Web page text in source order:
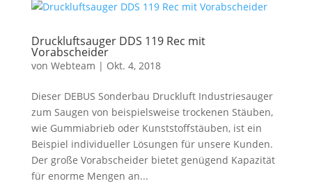
Druckluftsauger DDS 119 Rec mit
Vorabscheider
von Webteam | Okt. 4, 2018
Dieser DEBUS Sonderbau Druckluft Industriesauger
zum Saugen von beispielsweise trockenen Stäuben,
wie Gummiabrieb oder Kunststoffstäuben, ist ein
Beispiel individueller Lösungen für unsere Kunden.
Der große Vorabscheider bietet genügend Kapazität
für enorme Mengen an...